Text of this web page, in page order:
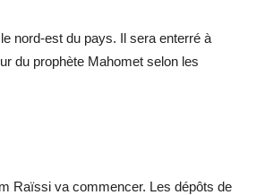
nord-est du pays. Il sera enterré à
du prophète Mahomet selon les
Raïssi va commencer. Les dépôts de